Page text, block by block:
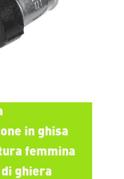
in ghisa
femmina
ghiera